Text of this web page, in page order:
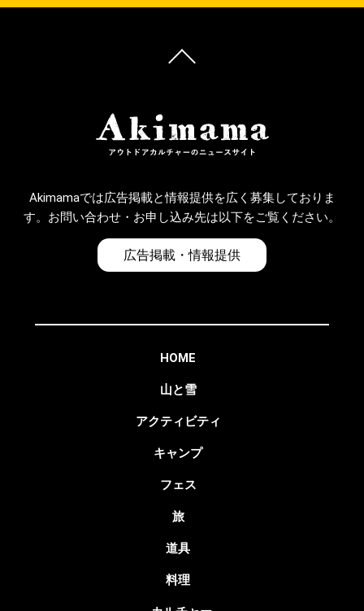
Akimamaでは広告掲載と情報提供を広く募集しておりま
す。お問い合わせ・お申し込み先は以下をご覧ください。
広告掲載・情報提供
HOME
山と雪
アクティビティ
キャンプ
フェス
旅
道具
料理